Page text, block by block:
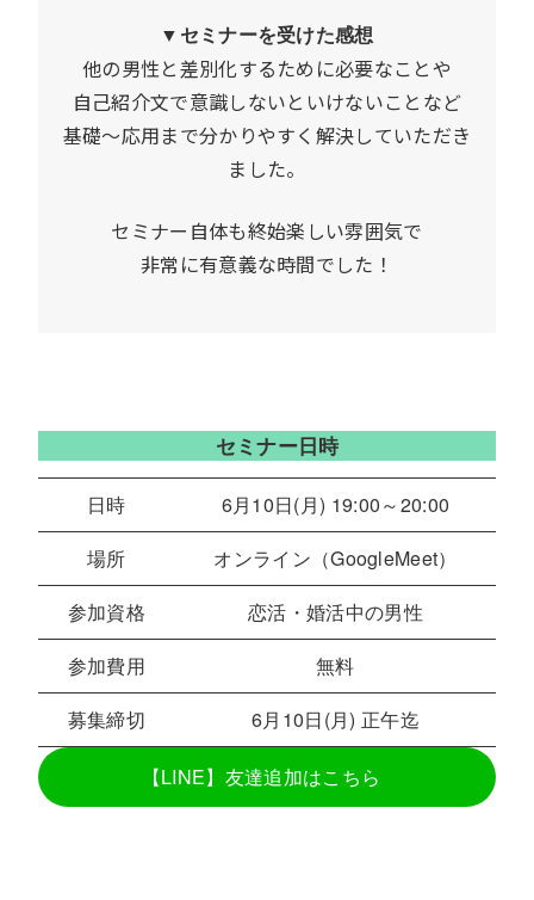
▼セミナーを受けた感想
他の男性と差別化するために必要なことや
自己紹介文で意識しないといけないことなど
基礎～応用まで分かりやすく解決していただき
ました。
セミナー自体も終始楽しい雰囲気で
非常に有意義な時間でした！
セミナー日時
日時
6月10日(月) 19:00～20:00
場所
オンライン（GoogleMeet）
参加資格
恋活・婚活中の男性
参加費用
無料
募集締切
6月10日(月) 正午迄
【LINE】友達追加はこちら